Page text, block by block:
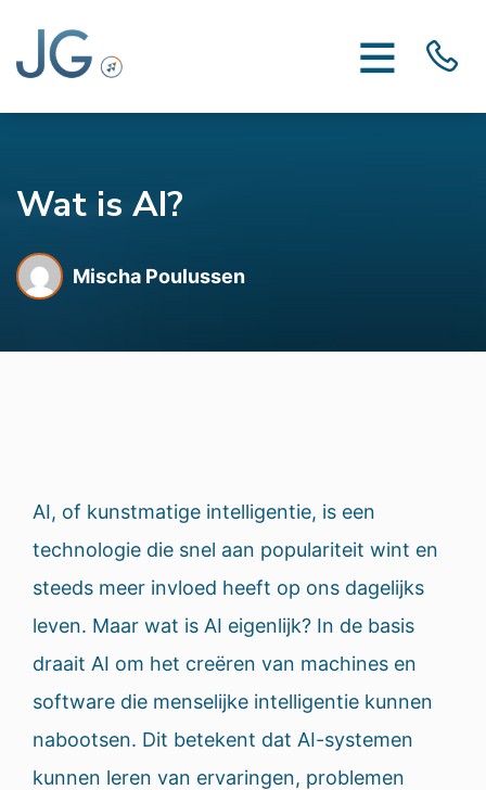
Wat is AI?
Mischa Poulussen
AI, of kunstmatige intelligentie, is een
technologie die snel aan populariteit wint en
steeds meer invloed heeft op ons dagelijks
leven. Maar wat is AI eigenlijk? In de basis
draait AI om het creëren van machines en
software die menselijke intelligentie kunnen
nabootsen. Dit betekent dat AI-systemen
kunnen leren van ervaringen, problemen